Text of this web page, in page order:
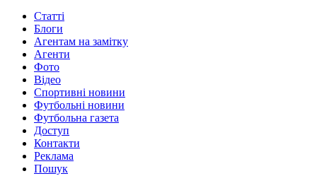
Статті
Блоги
Агентам на замітку
Агенти
Фото
Відео
Спортивні новини
Футбольні новини
Футбольна газета
Доступ
Контакти
Реклама
Пошук